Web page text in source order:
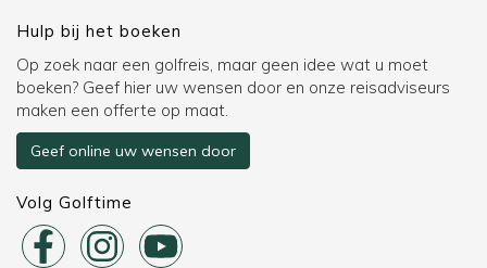
Hulp bij het boeken
Op zoek naar een golfreis, maar geen idee wat u moet
boeken? Geef hier uw wensen door en onze reisadviseurs
maken een offerte op maat.
Geef online uw wensen door
Volg Golftime